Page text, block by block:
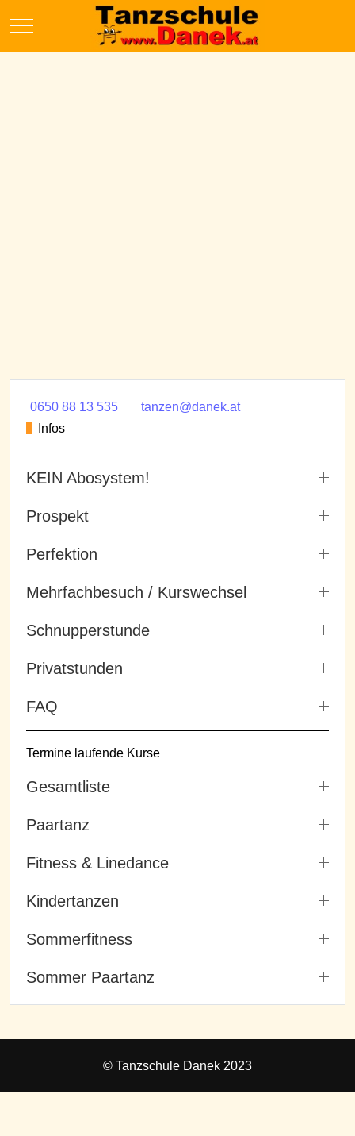
Mobile Menu Toggle
0650 88 13 535
tanzen@danek.at
Infos
KEIN Abosystem!
Prospekt
Perfektion
Mehrfachbesuch / Kurswechsel
Schnupperstunde
Privatstunden
FAQ
Termine laufende Kurse
Gesamtliste
Paartanz
Fitness & Linedance
Kindertanzen
Sommerfitness
Sommer Paartanz
© Tanzschule Danek 2023